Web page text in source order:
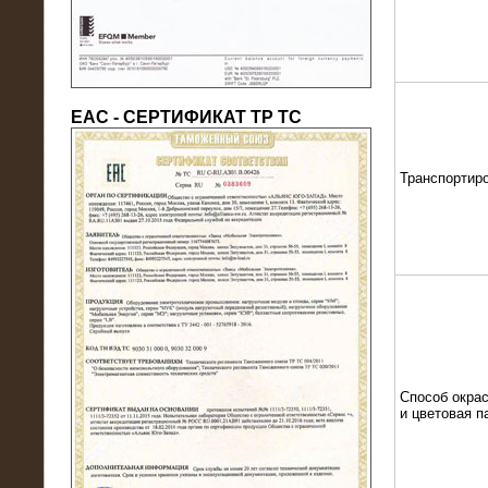
22.05.2016
Нагрузочный модуль в контейнере
10 МВт (0,4 кВ - напряжение)
ЕАС - СЕРТИФИКАТ ТР ТС
Способ
и цветовая